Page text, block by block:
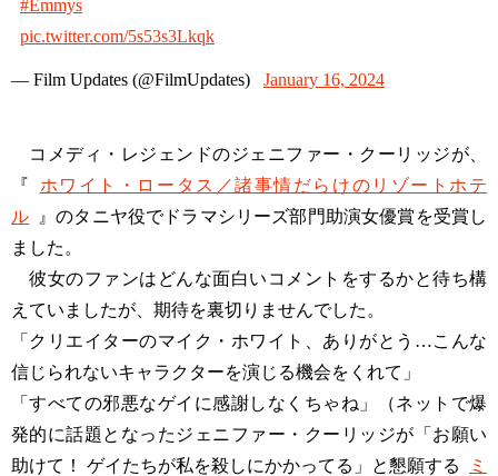
#Emmys
pic.twitter.com/5s53s3Lkqk
— Film Updates (@FilmUpdates) January 16, 2024
コメディ・レジェンドのジェニファー・クーリッジが、
『
ホワイト・ロータス／諸事情だらけのリゾートホテ
ル
』のタニヤ役でドラマシリーズ部門助演女優賞を受賞し
ました。
彼女のファンはどんな面白いコメントをするかと待ち構
えていましたが、期待を裏切りませんでした。
「クリエイターのマイク・ホワイト、ありがとう…こんな
信じられないキャラクターを演じる機会をくれて」
「すべての邪悪なゲイに感謝しなくちゃね」（ネットで爆
発的に話題となったジェニファー・クーリッジが「お願い
助けて！ ゲイたちが私を殺しにかかってる」と懇願する
ミ